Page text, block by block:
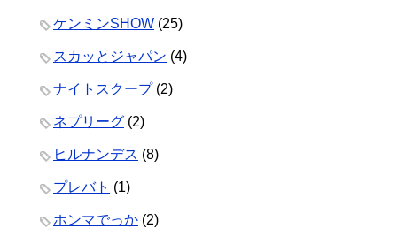
ケンミンSHOW (25)
スカッとジャパン (4)
ナイトスクープ(2)
ネプリーグ (2)
ヒルナンデス (8)
プレバト (1)
ホンマでっか (2)